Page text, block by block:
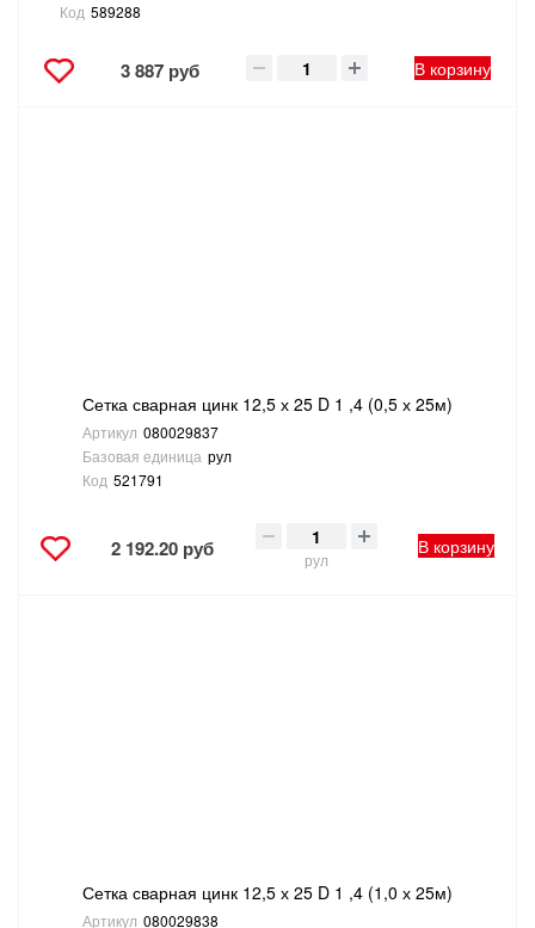
Код 589288
3 887 руб В корзину
Сетка сварная цинк 12,5 х 25 D 1 ,4 (0,5 х 25м)
Артикул 080029837
Базовая единица рул
Код 521791
2 192.20 руб рул
В корзину
Сетка сварная цинк 12,5 х 25 D 1 ,4 (1,0 х 25м)
Артикул 080029838